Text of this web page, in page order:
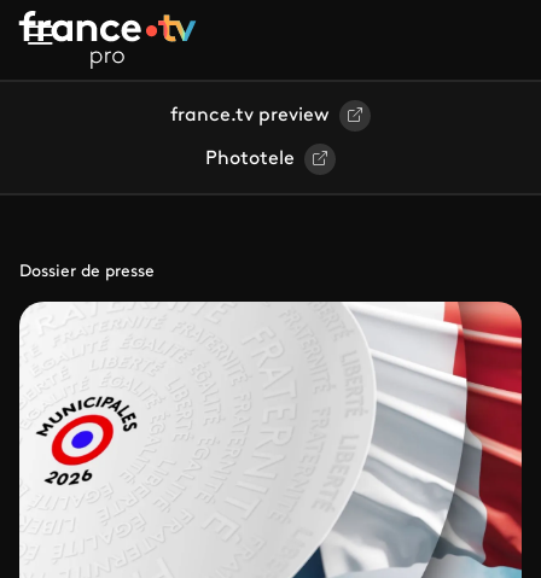
Aller au contenu principal
france.tv preview
Phototele
Dossier de presse